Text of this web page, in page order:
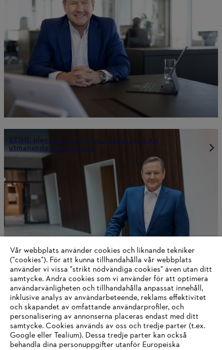
STIHL planerar ytterligare tillväxt trots ett
utmanande räkenskapsår
STIHL Årsrapport 2023
Information för leverantörer
Vår webbplats använder cookies och liknande tekniker
("cookies"). För att kunna tillhandahålla vår webbplats
använder vi vissa "strikt nödvändiga cookies" även utan ditt
samtycke. Andra cookies som vi använder för att optimera
användarvänligheten och tillhandahålla anpassat innehåll,
inklusive analys av användarbeteende, reklams effektivitet
och skapandet av omfattande användarprofiler, och
personalisering av annonserna placeras endast med ditt
samtycke. Cookies används av oss och tredje parter (t.ex.
Google eller Tealium). Dessa tredje parter kan också
behandla dina personuppgifter utanför Europeiska